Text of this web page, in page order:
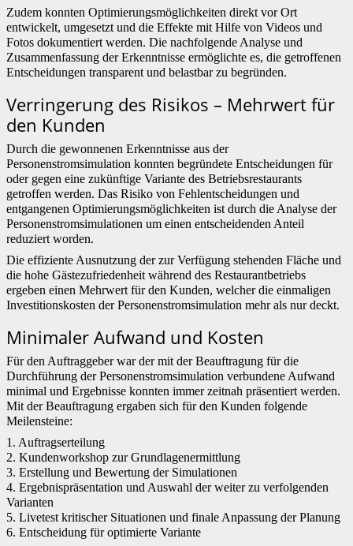
Zudem konnten Optimierungsmöglichkeiten direkt vor Ort
entwickelt, umgesetzt und die Effekte mit Hilfe von Videos und
Fotos dokumentiert werden. Die nachfolgende Analyse und
Zusammenfassung der Erkenntnisse ermöglichte es, die getroffenen
Entscheidungen transparent und belastbar zu begründen.
Verringerung des Risikos – Mehrwert für
den Kunden
Durch die gewonnenen Erkenntnisse aus der
Personenstromsimulation konnten begründete Entscheidungen für
oder gegen eine zukünftige Variante des Betriebsrestaurants
getroffen werden. Das Risiko von Fehlentscheidungen und
entgangenen Optimierungsmöglichkeiten ist durch die Analyse der
Personenstromsimulationen um einen entscheidenden Anteil
reduziert worden.
Die effiziente Ausnutzung der zur Verfügung stehenden Fläche und
die hohe Gästezufriedenheit während des Restaurantbetriebs
ergeben einen Mehrwert für den Kunden, welcher die einmaligen
Investitionskosten der Personenstromsimulation mehr als nur deckt.
Minimaler Aufwand und Kosten
Für den Auftraggeber war der mit der Beauftragung für die
Durchführung der Personenstromsimulation verbundene Aufwand
minimal und Ergebnisse konnten immer zeitnah präsentiert werden.
Mit der Beauftragung ergaben sich für den Kunden folgende
Meilensteine:
1. Auftragserteilung
2. Kundenworkshop zur Grundlagenermittlung
3. Erstellung und Bewertung der Simulationen
4. Ergebnispräsentation und Auswahl der weiter zu verfolgenden
Varianten
5. Livetest kritischer Situationen und finale Anpassung der Planung
6. Entscheidung für optimierte Variante